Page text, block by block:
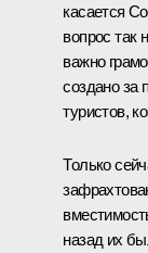
касается
вопрос так
важно
создано за
туристов,
Только
назад их